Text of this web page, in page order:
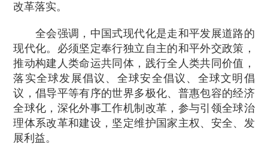
改革落实。
全会强调，中国式现代化是走和平发展道路的
现代化。必须坚定奉行独立自主的和平外交政策，
推动构建人类命运共同体，践行全人类共同价值，
落实全球发展倡议、全球安全倡议、全球文明倡
议，倡导平等有序的世界多极化、普惠包容的经济
全球化，深化外事工作机制改革，参与引领全球治
理体系改革和建设，坚定维护国家主权、安全、发
展利益。